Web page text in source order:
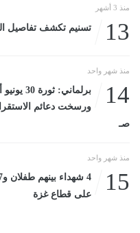
منذ 3 أشهر
13 تسنيم تكشف تفاصيل
منذ شهر واحد
14
صـ
منذ شهر واحد
15
على قطاع غزة